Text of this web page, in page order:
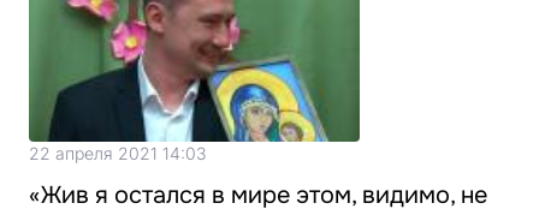
22 апреля 2021 14:03
«Жив я остался в мире этом, видимо, не